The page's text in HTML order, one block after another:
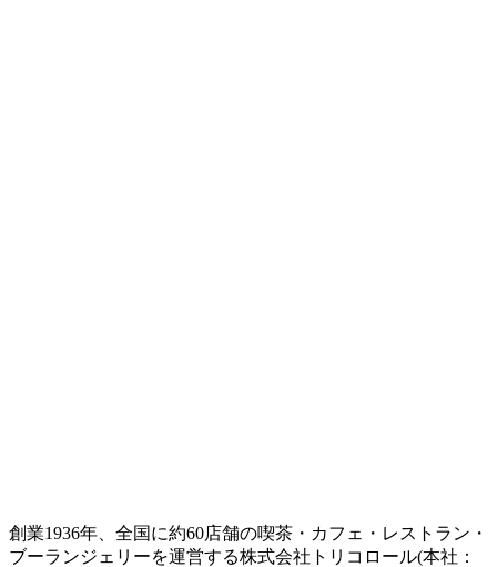
創業1936年、全国に約60店舗の喫茶・カフェ・レストラン・
ブーランジェリーを運営する株式会社トリコロール(本社：